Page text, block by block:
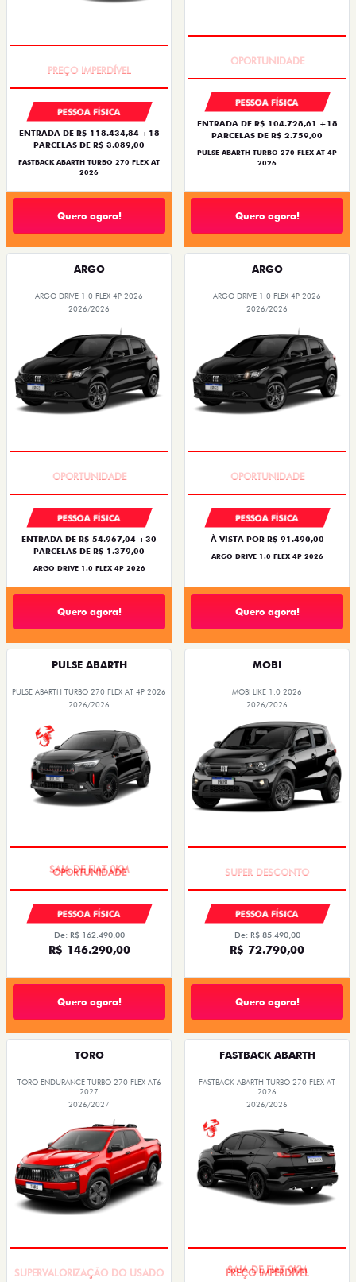
PESSOA FÍSICA
ENTRADA DE R$ 118.434,84 +18
PARCELAS DE R$ 3.089,00
FASTBACK ABARTH TURBO 270 FLEX AT
2026
Quero agora!
PESSOA FÍSICA
ENTRADA DE R$ 104.728,61 +18
PARCELAS DE R$ 2.759,00
PULSE ABARTH TURBO 270 FLEX AT 4P
2026
Quero agora!
ARGO
ARGO DRIVE 1.0 FLEX 4P 2026
2026/2026
PESSOA FÍSICA
ENTRADA DE R$ 54.967,04 +30
PARCELAS DE R$ 1.379,00
ARGO DRIVE 1.0 FLEX 4P 2026
Quero agora!
ARGO
ARGO DRIVE 1.0 FLEX 4P 2026
2026/2026
PESSOA FÍSICA
À VISTA POR R$ 91.490,00
ARGO DRIVE 1.0 FLEX 4P 2026
Quero agora!
PULSE ABARTH
PULSE ABARTH TURBO 270 FLEX AT 4P 2026
2026/2026
PESSOA FÍSICA
De: R$ 162.490,00
R$ 146.290,00
Quero agora!
MOBI
MOBI LIKE 1.0 2026
2026/2026
PESSOA FÍSICA
De: R$ 85.490,00
R$ 72.790,00
Quero agora!
TORO
TORO ENDURANCE TURBO 270 FLEX AT6
2027
2026/2027
FASTBACK ABARTH
FASTBACK ABARTH TURBO 270 FLEX AT
2026
2026/2026